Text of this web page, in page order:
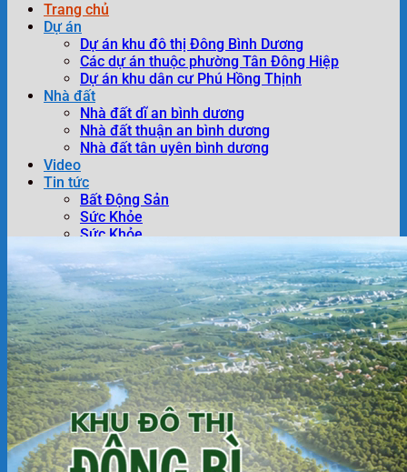
Trang chủ
Dự án
Dự án khu đô thị Đông Bình Dương
Các dự án thuộc phường Tân Đông Hiệp
Dự án khu dân cư Phú Hồng Thịnh
Nhà đất
Nhà đất dĩ an bình dương
Nhà đất thuận an bình dương
Nhà đất tân uyên bình dương
Video
Tin tức
Bất Động Sản
Sức Khỏe
Sức Khỏe
Đào tạo bằng lái xe
Liên hệ